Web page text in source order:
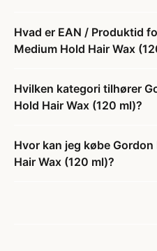
Hvad er EAN / Produktid
Medium Hold Hair Wax
Hvilken kategori tilhører
Hold Hair Wax (120 ml)?
Hvor kan jeg købe
Hair Wax (120 ml)?